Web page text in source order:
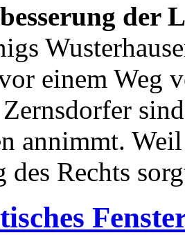
der
einem Weg
annimmt.
des Rechts